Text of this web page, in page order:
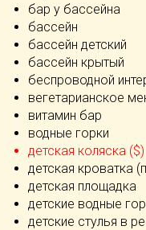
бар у бассейна
бассейн
бассейн детский
бассейн крытый
беспроводной
вегетарианское
витамин бар
водные горки
детская коляска ($)
детская кроватка
детская площадка
детские водные
детские стулья в